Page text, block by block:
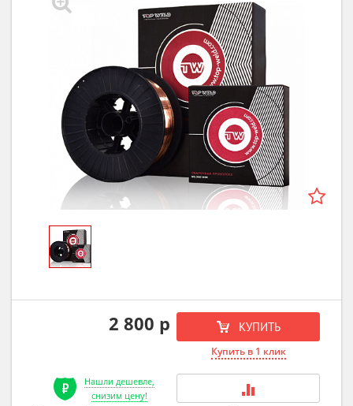
2 800 р КУПИТЬ
Купить в 1 клик
Нашли дешевле,
снизим цену!